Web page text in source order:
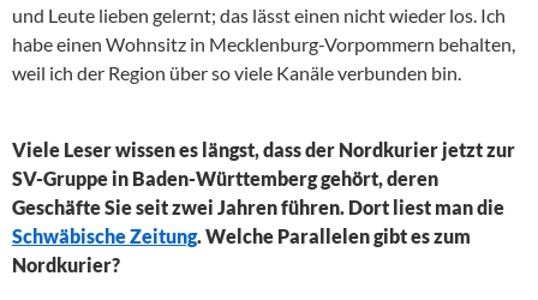
und Leute lieben gelernt; das lässt einen nicht wieder los. Ich
habe einen Wohnsitz in Mecklenburg-Vorpommern behalten,
weil ich der Region über so viele Kanäle verbunden bin.
Viele Leser wissen es längst, dass der Nordkurier jetzt zur
SV-Gruppe in Baden-Württemberg gehört, deren
Geschäfte Sie seit zwei Jahren führen. Dort liest man die
Schwäbische Zeitung. Welche Parallelen gibt es zum
Nordkurier?